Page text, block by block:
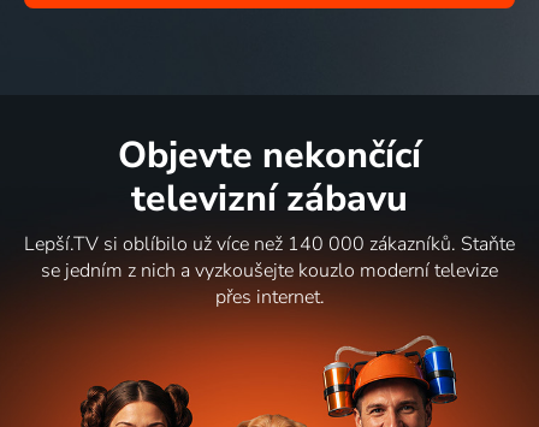
Objevte nekončící
televizní zábavu
Lepší.TV si oblíbilo už více než 140 000 zákazníků. Staňte
se jedním z nich a vyzkoušejte kouzlo moderní televize
přes internet.